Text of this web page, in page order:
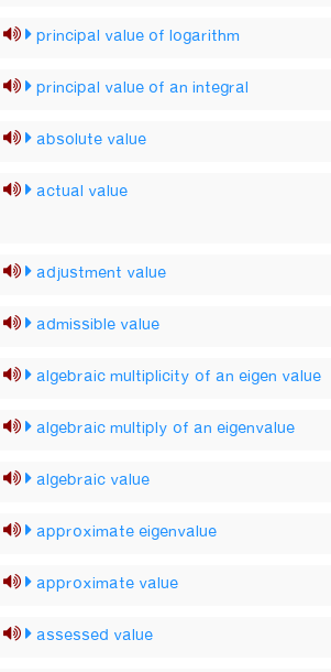
principal value of logarithm
principal value of an integral
absolute value
actual value
adjustment value
admissible value
algebraic multiplicity of an eigen value
algebraic multiply of an eigenvalue
algebraic value
approximate eigenvalue
approximate value
assessed value